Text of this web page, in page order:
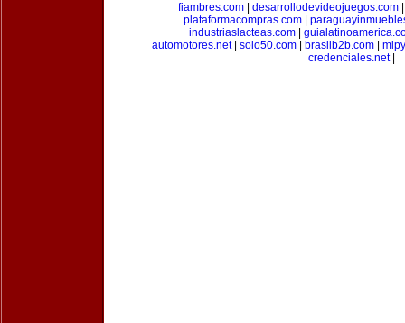
fiambres.com| desarrollodevideojuegos.com
plataformacompras.com
industriaslacteas.com
automotores.net| solo50.com brasilb2b.com
credenciales.net|